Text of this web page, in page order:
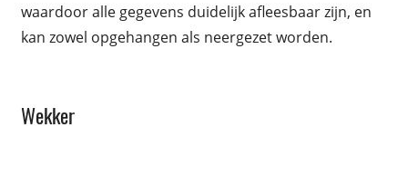
waardoor alle gegevens duidelijk afleesbaar zijn, en
kan zowel opgehangen als neergezet worden.
NIEUW
Wekker